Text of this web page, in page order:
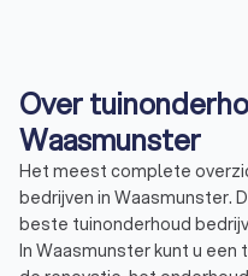
Over
Waasmunster
Het meest complete
bedrijven in Waasmunster.
beste tuinonderhoud
In Waasmunster kunt u